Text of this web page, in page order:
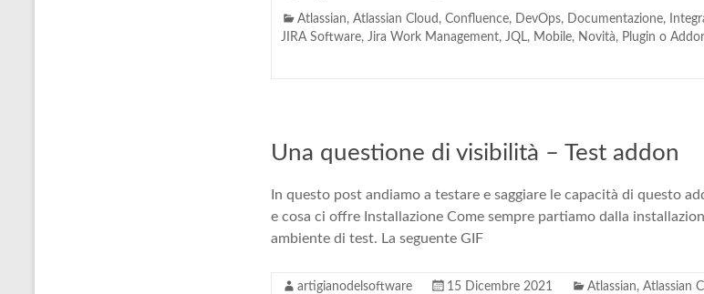
Atlassian, Atlassian Cloud , Confluence, DevOps, Documentazione,
JIRA Software, Jira Work Management, JQL, Mobile, Novità, Plugin o
Una questione di visibilità – Test addon
In questo post andiamo a testare e saggiare le capacità di questo
e cosa ci offre Installazione Come sempre partiamo dalla
ambiente di test. La seguente GIF
artigianodelsoftware 15 Dicembre 2021 Atlassian, Atlassian